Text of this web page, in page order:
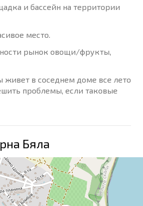
и бассейн на территории
место.
рынок овощи/фрукты,
живет в соседнем доме все лето
проблемы, если таковые
Бяла